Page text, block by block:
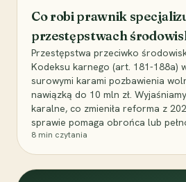
Co robi prawnik
przestępstwach
Przestępstwa przeciwko
Kodeksu karnego (art. 181-188a)
surowymi karami pozbawienia
nawiązką do 10 mln zł.
karalne, co zmieniła reforma z
sprawie pomaga obrońca lub
8 min czytania